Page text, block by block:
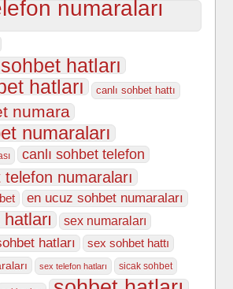
numaraları
hatları
hatları
canlı sohbet hattı
numara
numaraları
canlı sohbet telefon
telefon numaraları
en ucuz sohbet numaraları
sex numaraları
hatları
sex sohbet hattı
sex telefon hatları sicak sohbet